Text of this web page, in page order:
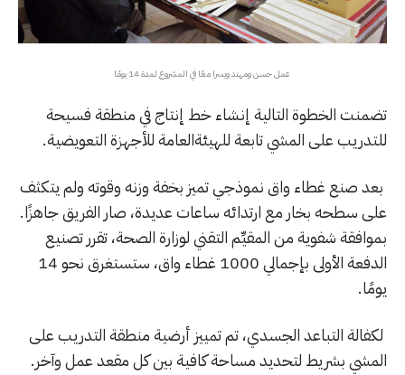
عمل حسن ومهند ويسرا معًا في المشروع لمدة 14 يومًا
تضمنت الخطوة التالية إنشاء خط إنتاج في منطقة فسيحة
للتدريب على المشي تابعة للهيئةالعامة للأجهزة التعويضية.
بعد صنع غطاء واق نموذجي تميز بخفة وزنه وقوته ولم يتكثف
على سطحه بخار مع ارتدائه ساعات عديدة، صار الفريق جاهزًا.
بموافقة شفوية من المقيِّم التقني لوزارة الصحة، تقرر تصنيع
الدفعة الأولى بإجمالي 1000 غطاء واق، ستستغرق نحو 14
يومًا.
لكفالة التباعد الجسدي، تم تمييز أرضية منطقة التدريب على
المشي بشريط لتحديد مساحة كافية بين كل مقعد عمل وآخر.